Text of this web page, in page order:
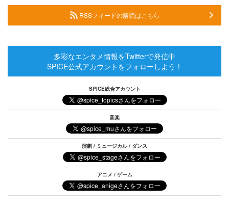
RSSフィードの購読はこちら
多彩なエンタメ情報をTwitterで発信中
SPICE公式アカウントをフォローしよう！
SPICE総合アカウント
音楽
演劇 / ミュージカル / ダンス
アニメ / ゲーム